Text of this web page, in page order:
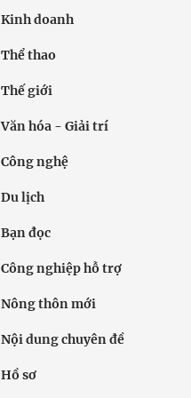
Kinh doanh
Thể thao
Thế giới
Văn hóa - Giải trí
Công nghệ
Du lịch
Bạn đọc
Công nghiệp hỗ trợ
Nông thôn mới
Nội dung chuyên đề
Hồ sơ